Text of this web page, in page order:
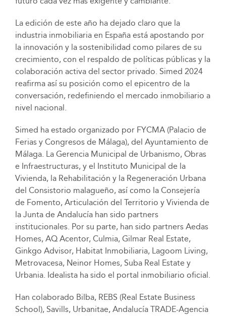
La edición de este año ha dejado claro que la
industria inmobiliaria en España está apostando por
la innovación y la sostenibilidad como pilares de su
crecimiento, con el respaldo de políticas públicas y la
colaboración activa del sector privado. Simed 2024
reafirma así su posición como el epicentro de la
conversación, redefiniendo el mercado inmobiliario a
nivel nacional.
Simed ha estado organizado por FYCMA (Palacio de
Ferias y Congresos de Málaga), del Ayuntamiento de
Málaga. La Gerencia Municipal de Urbanismo, Obras
e Infraestructuras, y el Instituto Municipal de la
Vivienda, la Rehabilitación y la Regeneración Urbana
del Consistorio malagueño, así como la Consejería
de Fomento, Articulación del Territorio y Vivienda de
la Junta de Andalucía han sido partners
institucionales. Por su parte, han sido partners Aedas
Homes, AQ Acentor, Culmia, Gilmar Real Estate,
Ginkgo Advisor, Habitat Inmobiliaria, Lagoom Living,
Metrovacesa, Neinor Homes, Suba Real Estate y
Urbania. Idealista ha sido el portal inmobiliario oficial.
Han colaborado Bilba, REBS (Real Estate Business
School), Savills, Urbanitae, Andalucía TRADE-Agencia